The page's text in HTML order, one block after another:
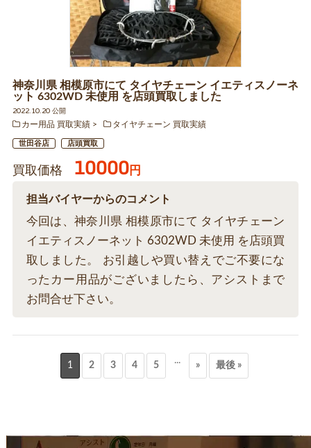
神奈川県 相模原市にて タイヤチェーン イエティスノーネ
ット 6302WD 未使用 を店頭買取しました
2022.10.20 公開
カー用品 買取実績
タイヤチェーン 買取実績
世田谷店 店頭買取
買取価格 10000円
担当バイヤーからのコメント
今回は、神奈川県 相模原市にて タイヤチェーン
イエティスノーネット 6302WD 未使用 を店頭買
取しました。 お引越しや買い替えでご不要にな
ったカー用品がございましたら、アシストまで
お問合せ下さい。
1 2 3 4 5 ... » 最後 »